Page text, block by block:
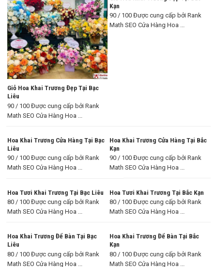
Giỏ Hoa Khai Trương Đẹp Tại Bạc
Liêu
90 / 100 Được cung cấp bởi Rank
Math SEO Cửa Hàng Hoa ...
Kạn
90 / 100 Được cung cấp bởi Rank
Math SEO Cửa Hàng Hoa ...
Hoa Khai Trương Cửa Hàng Tại Bạc
Liêu
90 / 100 Được cung cấp bởi Rank
Math SEO Cửa Hàng Hoa ...
Hoa Khai Trương Cửa Hàng Tại Bắc
Kạn
90 / 100 Được cung cấp bởi Rank
Math SEO Cửa Hàng Hoa ...
Hoa Tươi Khai Trương Tại Bạc Liêu
80 / 100 Được cung cấp bởi Rank
Math SEO Cửa Hàng Hoa ...
Hoa Tươi Khai Trương Tại Bắc Kạn
80 / 100 Được cung cấp bởi Rank
Math SEO Cửa Hàng Hoa ...
Hoa Khai Trương Để Bàn Tại Bạc
Liêu
80 / 100 Được cung cấp bởi Rank
Math SEO Cửa Hàng Hoa ...
Hoa Khai Trương Để Bàn Tại Bắc
Kạn
80 / 100 Được cung cấp bởi Rank
Math SEO Cửa Hàng Hoa ...